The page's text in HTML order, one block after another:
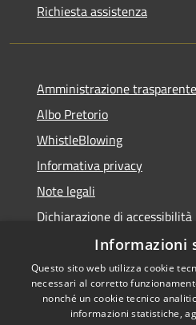
Richiesta assistenza
Amministrazione trasparente
Albo Pretorio
WhistleBlowing
Informativa privacy
Note legali
Dichiarazione di accessibilità
Accessibilità
Informazioni
Questo sito web utilizza cookie
necessari al corretto
nonché un cookie tecnico
informazioni statistiche,